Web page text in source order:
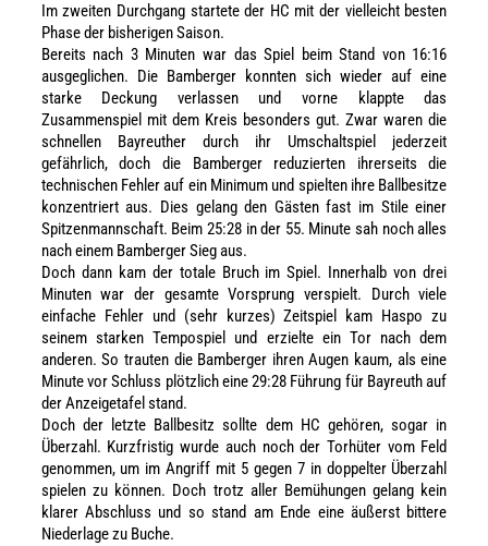
Im zweiten Durchgang startete der HC mit der vielleicht besten
Phase der bisherigen Saison.
Bereits nach 3 Minuten war das Spiel beim Stand von 16:16
ausgeglichen. Die Bamberger konnten sich wieder auf eine
starke Deckung verlassen und vorne klappte das
Zusammenspiel mit dem Kreis besonders gut. Zwar waren die
schnellen Bayreuther durch ihr Umschaltspiel jederzeit
gefährlich, doch die Bamberger reduzierten ihrerseits die
technischen Fehler auf ein Minimum und spielten ihre Ballbesitze
konzentriert aus. Dies gelang den Gästen fast im Stile einer
Spitzenmannschaft. Beim 25:28 in der 55. Minute sah noch alles
nach einem Bamberger Sieg aus.
Doch dann kam der totale Bruch im Spiel. Innerhalb von drei
Minuten war der gesamte Vorsprung verspielt. Durch viele
einfache Fehler und (sehr kurzes) Zeitspiel kam Haspo zu
seinem starken Tempospiel und erzielte ein Tor nach dem
anderen. So trauten die Bamberger ihren Augen kaum, als eine
Minute vor Schluss plötzlich eine 29:28 Führung für Bayreuth auf
der Anzeigetafel stand.
Doch der letzte Ballbesitz sollte dem HC gehören, sogar in
Überzahl. Kurzfristig wurde auch noch der Torhüter vom Feld
genommen, um im Angriff mit 5 gegen 7 in doppelter Überzahl
spielen zu können. Doch trotz aller Bemühungen gelang kein
klarer Abschluss und so stand am Ende eine äußerst bittere
Niederlage zu Buche.